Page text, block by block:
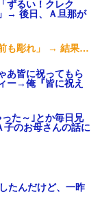
ずるい！クレク
→ 後日、Ａ旦那が
も彫れ」 → 結果…
あ皆に祝ってもら
ー→俺『皆に祝え
った～｣とか毎日兄
のお母さんの話に
たんだけど、一昨